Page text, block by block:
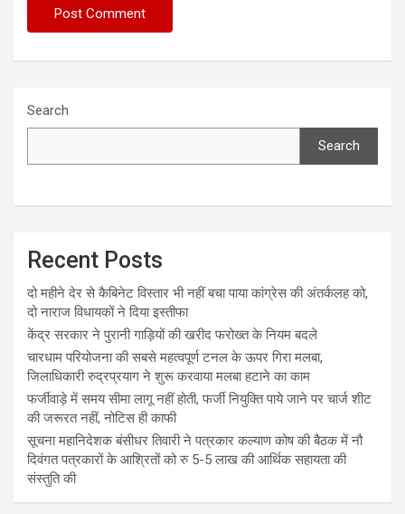
Search
Search
Recent Posts
दो महीने देर से कैबिनेट विस्तार भी नहीं बचा पाया कांग्रेस की अंतर्कलह को,
दो नाराज विधायकों ने दिया इस्तीफा
केंद्र सरकार ने पुरानी गाड़ियों की खरीद फरोख्त के नियम बदले
चारधाम परियोजना की सबसे महत्वपूर्ण टनल के ऊपर गिरा मलबा,
जिलाधिकारी रुद्रप्रयाग ने शुरू करवाया मलबा हटाने का काम
फर्जीवाड़े में समय सीमा लागू नहीं होती, फर्जी नियुक्ति पाये जाने पर चार्ज शीट
की जरूरत नहीं, नोटिस ही काफी
सूचना महानिदेशक बंसीधर तिवारी ने पत्रकार कल्याण कोष की बैठक में नौ
दिवंगत पत्रकारों के आश्रितों को रु 5-5 लाख की आर्थिक सहायता की
संस्तुति की